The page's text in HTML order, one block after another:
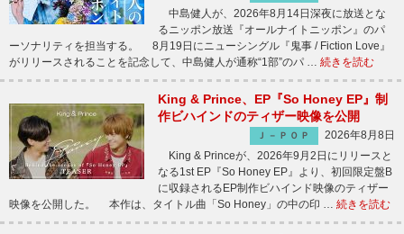
中島健人が、2026年8月14日深夜に放送とな
るニッポン放送『オールナイトニッポン』のパ
ーソナリティを担当する。 8月19日にニューシングル『鬼事 / Fiction Love』
がリリースされることを記念して、中島健人が通称“1部”のパ … 続きを読む
King & Prince、EP『So Honey EP』制
作ビハインドのティザー映像を公開
Ｊ－ＰＯＰ
2026年8月8日
King & Princeが、2026年9月2日にリリースと
なる1st EP『So Honey EP』より、初回限定盤B
に収録されるEP制作ビハインド映像のティザー
映像を公開した。 本作は、タイトル曲「So Honey」の中の印 … 続きを読む